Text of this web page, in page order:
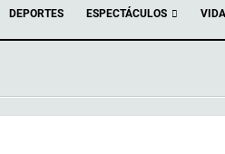
DEPORTES ESPECTÁCULOS